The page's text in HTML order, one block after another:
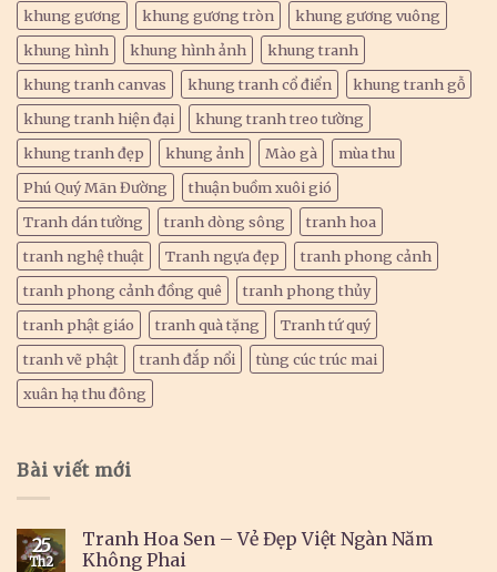
khung gương
khung gương tròn
khung gương vuông
khung hình
khung hình ảnh
khung tranh
khung tranh canvas
khung tranh cổ điển
khung tranh gỗ
khung tranh hiện đại
khung tranh treo tường
khung tranh đẹp
khung ảnh Mào gà
mùa thu
Phú Quý Mãn Đường
thuận buồm xuôi gió
Tranh dán tường
tranh dòng sông
tranh hoa
tranh nghệ thuật
Tranh ngựa đẹp
tranh phong cảnh
tranh phong cảnh đồng quê
tranh phong thủy
tranh phật giáo
tranh quà tặng
Tranh tứ quý
tranh vẽ phật
tranh đắp nổi
tùng cúc trúc mai
xuân hạ thu đông
Bài viết mới
25
Th2
Tranh Hoa Sen – Vẻ Đẹp Việt Ngàn Năm
Không Phai